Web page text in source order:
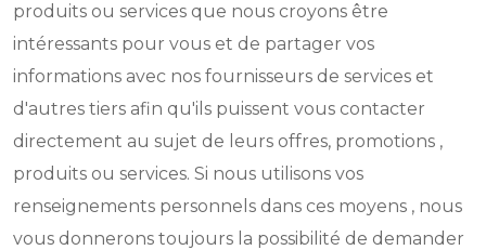
produits ou services que nous croyons être
intéressants pour vous et de partager vos
informations avec nos fournisseurs de services et
d'autres tiers afin qu'ils puissent vous contacter
directement au sujet de leurs offres, promotions ,
produits ou services. Si nous utilisons vos
renseignements personnels dans ces moyens , nous
vous donnerons toujours la possibilité de demander